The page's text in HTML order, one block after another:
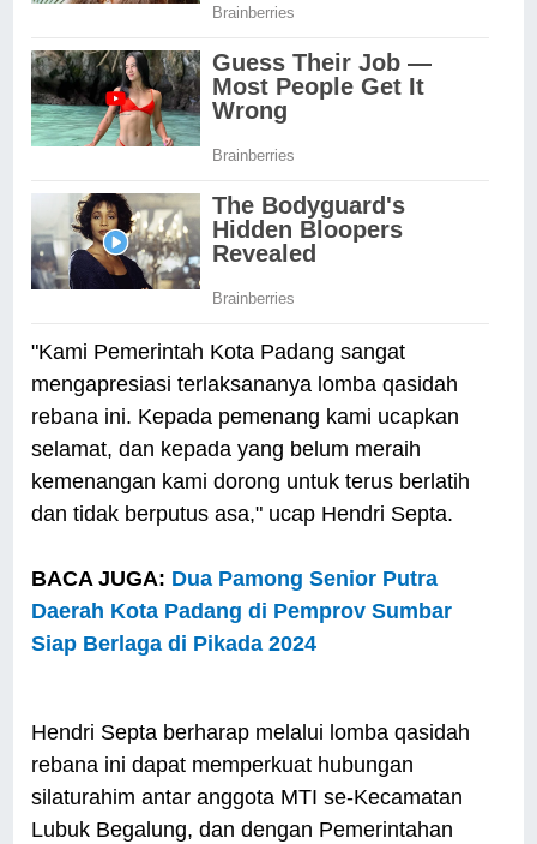
"Kami Pemerintah Kota Padang sangat
mengapresiasi terlaksananya lomba qasidah
rebana ini. Kepada pemenang kami ucapkan
selamat, dan kepada yang belum meraih
kemenangan kami dorong untuk terus berlatih
dan tidak berputus asa," ucap Hendri Septa.
BACA JUGA: Dua Pamong Senior Putra
Daerah Kota Padang di Pemprov Sumbar
Siap Berlaga di Pikada 2024
Hendri Septa berharap melalui lomba qasidah
rebana ini dapat memperkuat hubungan
silaturahim antar anggota MTI se-Kecamatan
Lubuk Begalung, dan dengan Pemerintahan